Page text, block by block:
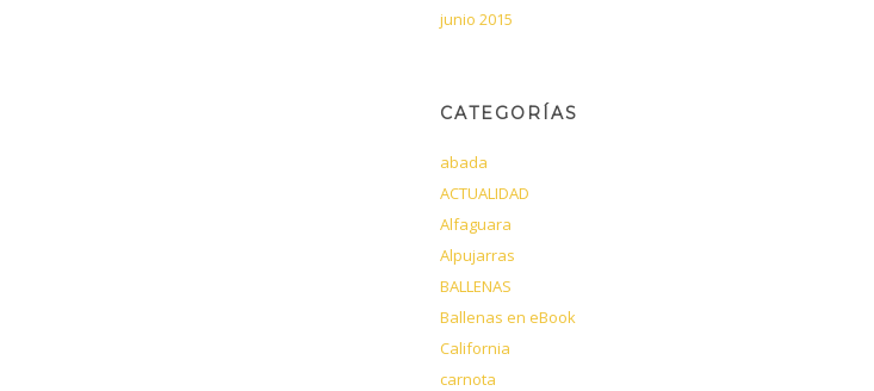
junio 2015
CATEGORÍAS
abada
ACTUALIDAD
Alfaguara
Alpujarras
BALLENAS
Ballenas en eBook
California
carnota